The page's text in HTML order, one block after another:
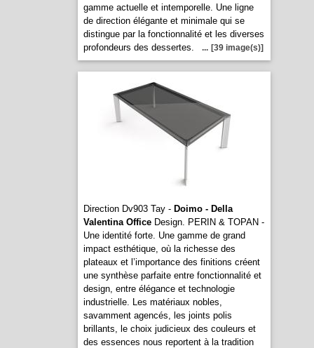
gamme actuelle et intemporelle. Une ligne
de direction élégante et minimale qui se
distingue par la fonctionnalité et les diverses
profondeurs des dessertes.
... [39 image(s)]
Direction Dv903 Tay - Doimo - Della
Valentina OfficeDesign. PERIN & TOPAN -
Une identité forte. Une gamme de grand
impact esthétique, où la richesse des
plateaux et l’importance des finitions créent
une synthèse parfaite entre fonctionnalité et
design, entre élégance et technologie
industrielle. Les matériaux nobles,
savamment agencés, les joints polis
brillants, le choix judicieux des couleurs et
des essences nous reportent à la tradition